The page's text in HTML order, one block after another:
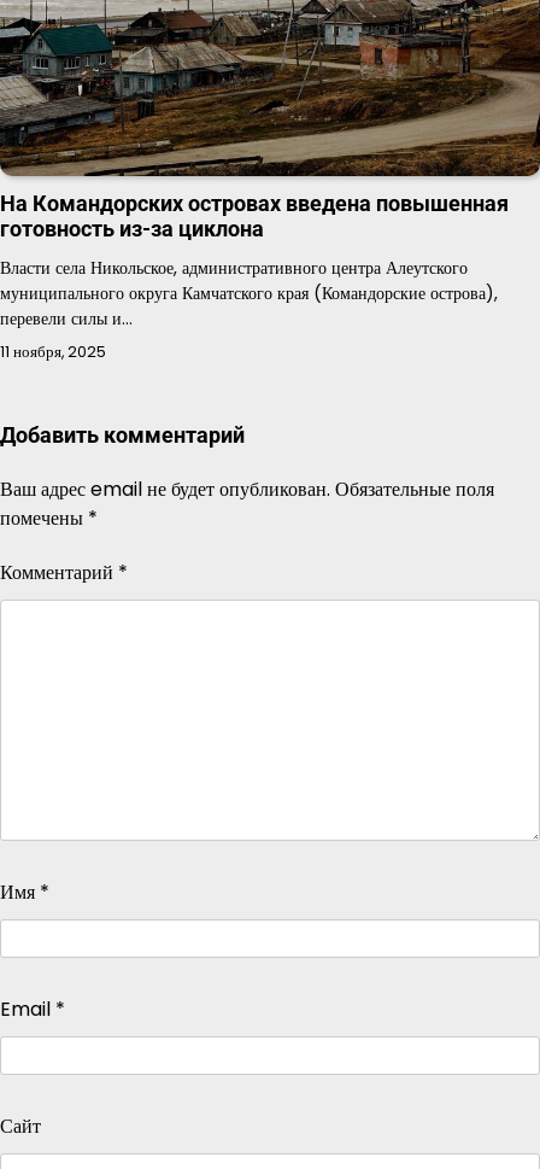
На Командорских островах введена повышенная
готовность из-за циклона
Власти села Никольское, административного центра Алеутского
муниципального округа Камчатского края (Командорские острова),
перевели силы и…
11 ноября, 2025
Добавить комментарий
Ваш адрес email не будет опубликован. Обязательные поля
помечены *
Комментарий *
Имя *
Email *
Сайт